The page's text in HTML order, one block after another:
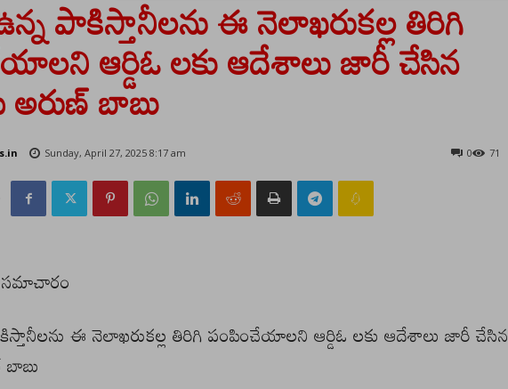
పాకిస్తానీలను ఈ నెలాఖరుకల్ల తిరిగి
ఆర్డిఓ లకు ఆదేశాలు జారీ చేసిన
అరుణ్ బాబు
Sunday, April 27, 2025 8:17 am 71
0
సమాచారం
ఈ నెలాఖరుకల్ల తిరిగి పంపించేయాలని ఆర్డిఓ లకు ఆదేశాలు జారీ చేసిన
బాబు